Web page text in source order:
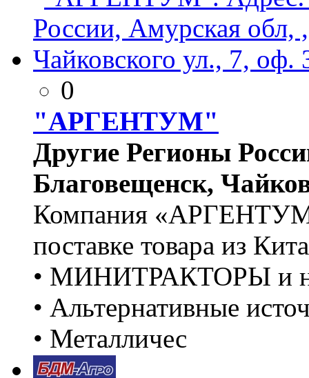
0
"АРГЕНТУМ"
Другие Регионы
Благовещенск,
Компания
поставке товара из
• МИНИТРАКТОРЫ и
• Альтернативные
• Металличес